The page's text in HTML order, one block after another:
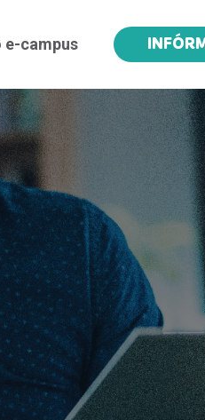
e-campus